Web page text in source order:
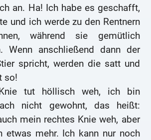
an. Ha! Ich habe es geschafft,
und ich werde zu den Rentnern
während sie gemütlich
Wenn anschließend dann der
spricht, werden die satt und
so!
tut höllisch weh, ich bin
nicht gewohnt, das heißt:
mein rechtes Knie weh, aber
etwas mehr. Ich kann nur noch